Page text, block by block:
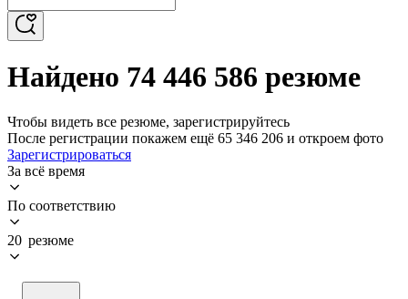
Найдено 74 446 586 резюме
Чтобы видеть все резюме, зарегистрируйтесь
После регистрации покажем ещё 65 346 206 и откроем фото
Зарегистрироваться
За всё время
По соответствию
20 резюме